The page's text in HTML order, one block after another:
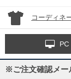
コーディネ
PC
※ご注文確認メー